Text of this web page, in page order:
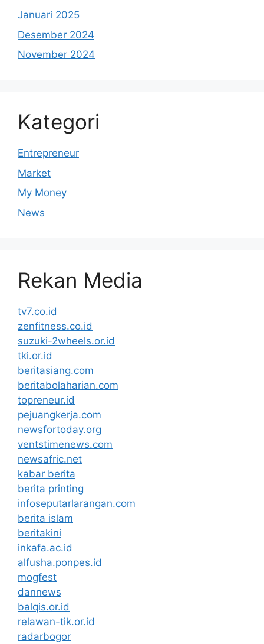
Januari 2025
Desember 2024
November 2024
Kategori
Entrepreneur
Market
My Money
News
Rekan Media
tv7.co.id
zenfitness.co.id
suzuki-2wheels.or.id
tki.or.id
beritasiang.com
beritabolaharian.com
topreneur.id
pejuangkerja.com
newsfortoday.org
ventstimenews.com
newsafric.net
kabar berita
berita printing
infoseputarlarangan.com
berita islam
beritakini
inkafa.ac.id
alfusha.ponpes.id
mogfest
dannews
balqis.or.id
relawan-tik.or.id
radarbogor